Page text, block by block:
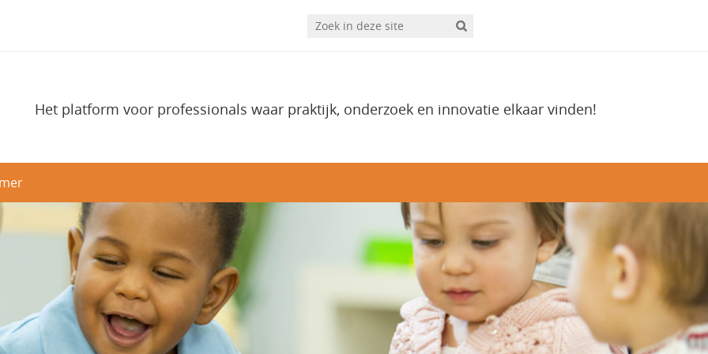
Het platform voor professionals waar praktijk, onderzoek en innovatie elkaar vinden!